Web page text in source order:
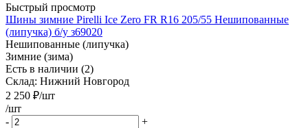
Быстрый просмотр
Шины зимние Pirelli Ice Zero FR R16 205/55 Нешипованные
(липучка) б/у з69020
Нешипованные (липучка)
Зимние (зима)
Есть в наличии (2)
Склад: Нижний Новгород
2 250 ₽/шт
/шт
-
+